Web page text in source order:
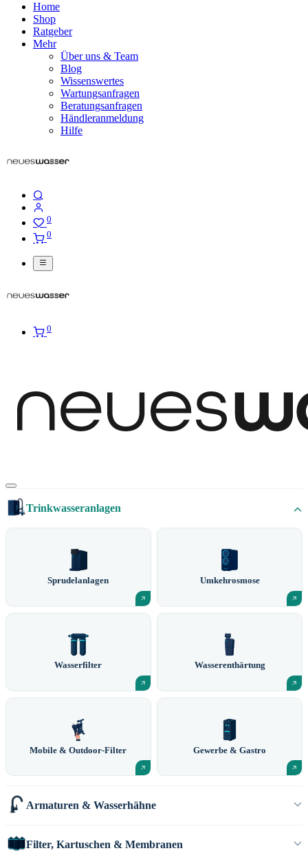
Home
Shop
Ratgeber
Mehr
Über uns & Team
Blog
Wissenswertes
Wartungsanfragen
Beratungsanfragen
Händleranmeldung
Hilfe
0
0
0
Trinkwasseranlagen
Sprudelanlagen Umkehrosmose
Wasserfilter Wasserenthärtung
Mobile & Outdoor-Filter Gewerbe & Gastro
Armaturen & Wasserhähne
Filter, Kartuschen & Membranen